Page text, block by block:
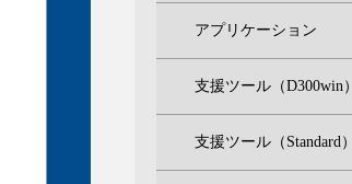
アプリケーション
支援ツール（D300win）
支援ツール（Standard）